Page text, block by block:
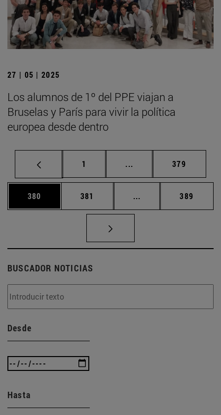
27 | 05 | 2025
Los alumnos de 1º del PPE viajan a
Bruselas y París para vivir la política
europea desde dentro
Página
1 ... Páginas intermedias
Página
379
Página
380 Página
381 ... Páginas intermedias
Página
389
BUSCADOR NOTICIAS
Desde
Hasta